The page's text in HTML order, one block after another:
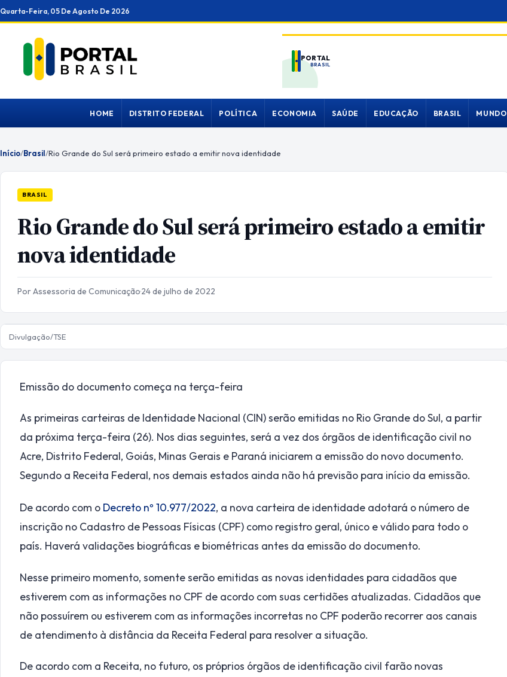
Ir
para
conteúdo
Quarta-Feira, 05 De Agosto De 2026
PORTAL
BRASIL
HOME DISTRITO FEDERAL POLÍTICA ECONOMIA SAÚDE EDUCAÇÃO BRASIL MUNDO
Início/Brasil/Rio Grande do Sul será primeiro estado a emitir nova identidade
BRASIL
Rio Grande do Sul será primeiro estado a emitir
nova identidade
Por Assessoria de Comunicação·24 de julho de 2022
Divulgação/TSE
Emissão do documento começa na terça-feira
As primeiras carteiras de Identidade Nacional (CIN) serão emitidas no Rio Grande do Sul, a partir
da próxima terça-feira (26). Nos dias seguintes, será a vez dos órgãos de identificação civil no
Acre, Distrito Federal, Goiás, Minas Gerais e Paraná iniciarem a emissão do novo documento.
Segundo a Receita Federal, nos demais estados ainda não há previsão para início da emissão.
De acordo com o Decreto nº 10.977/2022, a nova carteira de identidade adotará o número de
inscrição no Cadastro de Pessoas Físicas (CPF) como registro geral, único e válido para todo o
país. Haverá validações biográficas e biométricas antes da emissão do documento.
Nesse primeiro momento, somente serão emitidas as novas identidades para cidadãos que
estiverem com as informações no CPF de acordo com suas certidões atualizadas. Cidadãos que
não possuírem ou estiverem com as informações incorretas no CPF poderão recorrer aos canais
de atendimento à distância da Receita Federal para resolver a situação.
De acordo com a Receita, no futuro, os próprios órgãos de identificação civil farão novas